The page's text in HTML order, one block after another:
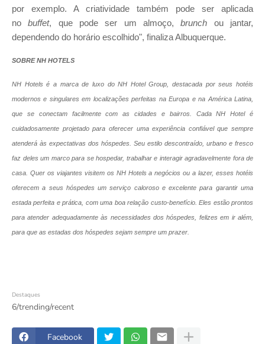
por exemplo. A criatividade também pode ser aplicada
nobuffet, que pode ser um almoço,brunch ou jantar,
dependendo do horário escolhido", finaliza Albuquerque.
SOBRE NH HOTELS
NH Hotels é a marca de luxo do NH Hotel Group, destacada por seus hotéis
modernos e singulares em localizações perfeitas na Europa e na América Latina,
que se conectam facilmente com as cidades e bairros. Cada NH Hotel é
cuidadosamente projetado para oferecer uma experiência confiável que sempre
atenderá às expectativas dos hóspedes. Seu estilo descontraído, urbano e fresco
faz deles um marco para se hospedar, trabalhar e interagir agradavelmente fora de
casa. Quer os viajantes visitem os NH Hotels a negócios ou a lazer, esses hotéis
oferecem a seus hóspedes um serviço caloroso e excelente para garantir uma
estada perfeita e prática, com uma boa relação custo-benefício. Eles estão prontos
para atender adequadamente às necessidades dos hóspedes, felizes em ir além,
para que as estadas dos hóspedes sejam sempre um prazer.
Destaques
6/trending/recent
Facebook